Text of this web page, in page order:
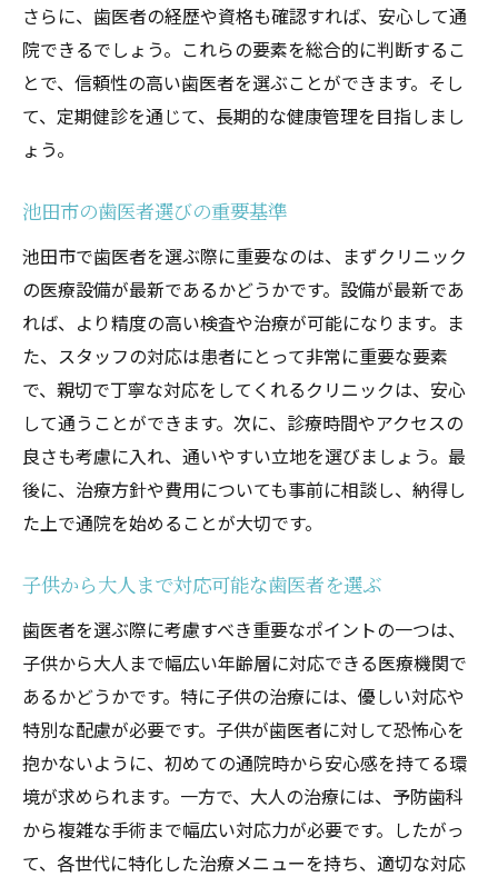
さらに、歯医者の経歴や資格も確認すれば、安心して通
院できるでしょう。これらの要素を総合的に判断するこ
とで、信頼性の高い歯医者を選ぶことができます。そし
て、定期健診を通じて、長期的な健康管理を目指しまし
ょう。
池田市の歯医者選びの重要基準
池田市で歯医者を選ぶ際に重要なのは、まずクリニック
の医療設備が最新であるかどうかです。設備が最新であ
れば、より精度の高い検査や治療が可能になります。ま
た、スタッフの対応は患者にとって非常に重要な要素
で、親切で丁寧な対応をしてくれるクリニックは、安心
して通うことができます。次に、診療時間やアクセスの
良さも考慮に入れ、通いやすい立地を選びましょう。最
後に、治療方針や費用についても事前に相談し、納得し
た上で通院を始めることが大切です。
子供から大人まで対応可能な歯医者を選ぶ
歯医者を選ぶ際に考慮すべき重要なポイントの一つは、
子供から大人まで幅広い年齢層に対応できる医療機関で
あるかどうかです。特に子供の治療には、優しい対応や
特別な配慮が必要です。子供が歯医者に対して恐怖心を
抱かないように、初めての通院時から安心感を持てる環
境が求められます。一方で、大人の治療には、予防歯科
から複雑な手術まで幅広い対応力が必要です。したがっ
て、各世代に特化した治療メニューを持ち、適切な対応